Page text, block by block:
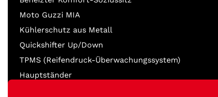
Moto Guzzi MIA
Kühlerschutz aus Metall
Quickshifter Up/Down
TPMS (Reifendruck-Überwachungssystem)
Hauptständer